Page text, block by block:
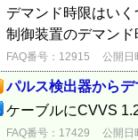
デマンド時限はい
制御装置のデマン
FAQ番号：12915 公開日
パルス検出器から
ケーブルにCVVS
FAQ番号：17429 公開日